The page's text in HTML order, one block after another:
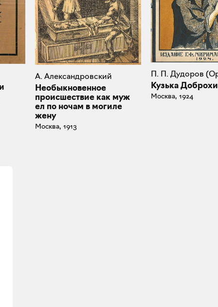
А. Александровский
Необыкновенное
происшествие как муж
ел по ночам в могиле
жену
Москва, 1913
П. П. Дудоров
Кузька
Москва, 1924